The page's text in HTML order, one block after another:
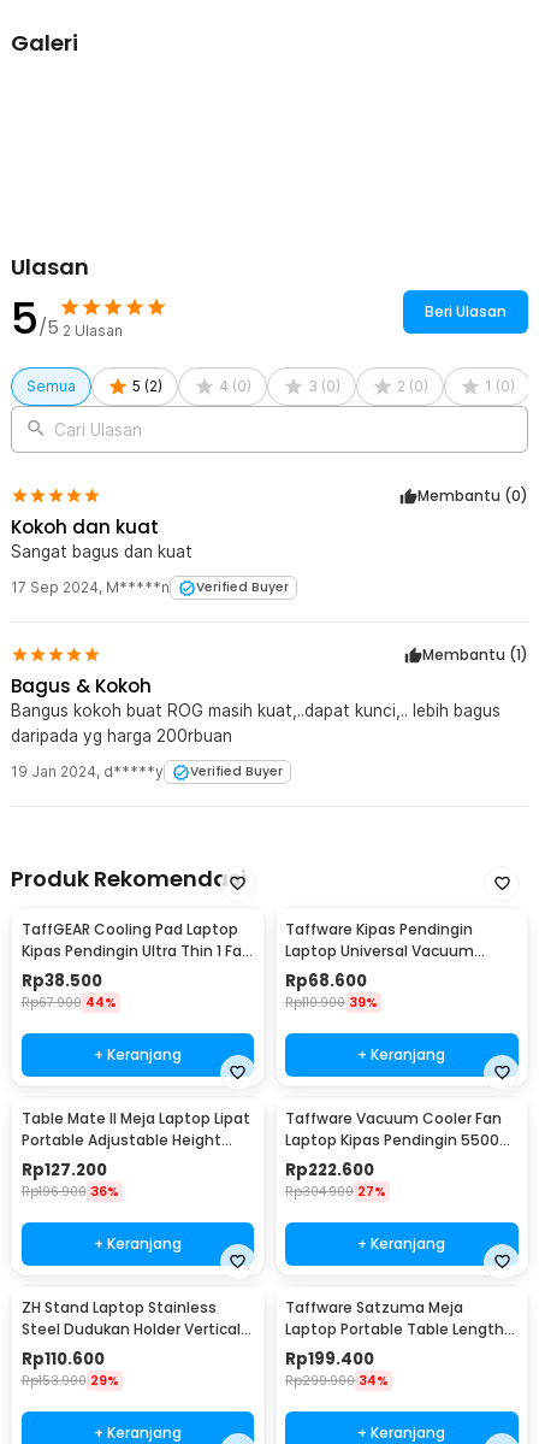
Galeri
Ulasan
5/5 2 Ulasan
Beri Ulasan
Semua 5 (2) 4 (0) 3 (0) 2 (0) 1 (0)
Cari Ulasan
Membantu (0)
Kokoh dan kuat
Sangat bagus dan kuat
17 Sep 2024, M*****n Verified Buyer
Membantu (1)
Bagus & Kokoh
Bangus kokoh buat ROG masih kuat,..dapat kunci,.. lebih bagus
daripada yg harga 200rbuan
19 Jan 2024, d*****y Verified Buyer
Produk Rekomendasi
TaffGEAR Cooling Pad Laptop
Kipas Pendingin Ultra Thin 1 Fan
14 Inch - V19
Rp38.500
Rp67.900 44%
+ Keranjang
Taffware Kipas Pendingin
Laptop Universal Vacuum
Cooler 3000RPM 2W 5V - ICE
FANIII
Rp68.600
Rp110.900 39%
+ Keranjang
Table Mate II Meja Laptop Lipat
Portable Adjustable Height
51x39.5cm - TM2
Rp127.200
Rp196.900 36%
+ Keranjang
Taffware Vacuum Cooler Fan
Laptop Kipas Pendingin 5500
RPM 5V - LC06
Rp222.600
Rp304.900 27%
+ Keranjang
ZH Stand Laptop Stainless
Steel Dudukan Holder Vertical
Gravity - ZH005
Rp110.600
Rp153.900 29%
+ Keranjang
Taffware Satzuma Meja
Laptop Portable Table Length
42x26cm - Z19
Rp199.400
Rp299.900 34%
+ Keranjang